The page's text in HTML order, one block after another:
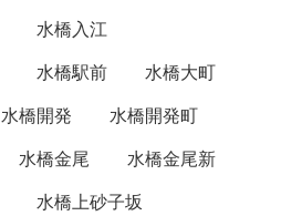
水橋入江
水橋駅前
水橋大町
水橋開発
水橋開発町
水橋金尾
水橋金尾新
水橋上砂子坂